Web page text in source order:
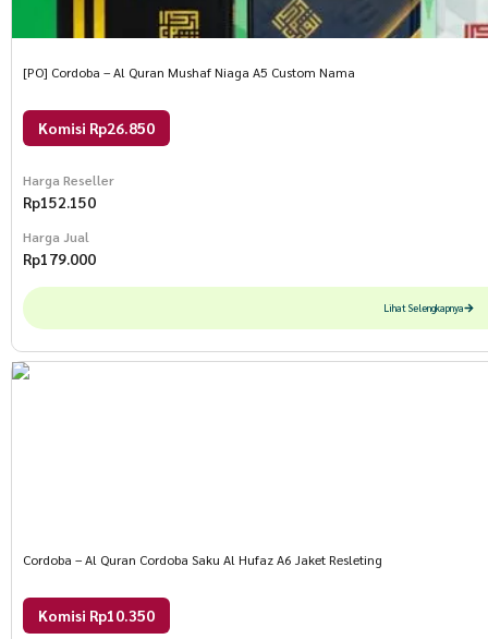
[PO] Cordoba – Al Quran Mushaf Niaga A5 Custom Nama
Komisi Rp26.850
Harga Reseller
Rp152.150
Harga Jual
Rp179.000
Lihat Selengkapnya
Cordoba – Al Quran Cordoba Saku Al Hufaz A6 Jaket Resleting
Komisi Rp10.350